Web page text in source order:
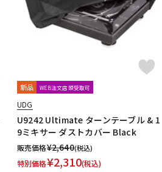
新品 WEB注文店頭受取可
UDG
U9242 Ultimate ターンテーブル & 1
9ミキサー ダストカバー Black
販売価格¥2,640(税込)
特別価格¥2,310(税込)